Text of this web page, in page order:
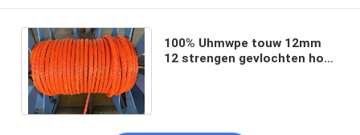
100% Uhmwpe touw 12mm
12 strengen gevlochten hoge